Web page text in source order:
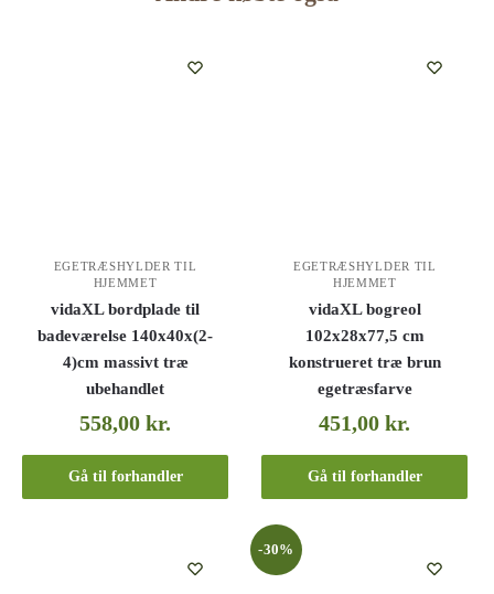
EGETRÆSHYLDER TIL
HJEMMET
vidaXL bordplade til
badeværelse 140x40x(2-
4)cm massivt træ
ubehandlet
558,00kr.
Gå til forhandler
EGETRÆSHYLDER TIL
HJEMMET
vidaXL bogreol
102x28x77,5 cm
konstrueret træ brun
egetræsfarve
451,00kr.
Gå til forhandler
-30%